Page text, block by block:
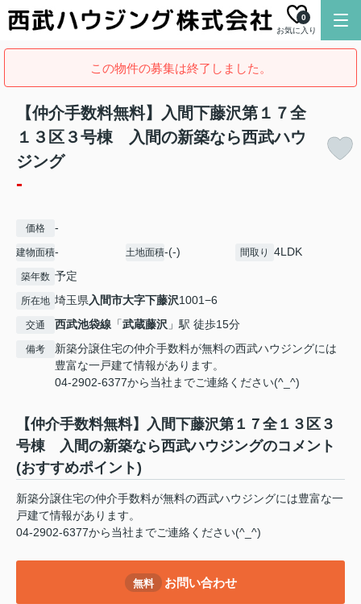
お気に入り
0
この物件の募集は終了しました。
【仲介手数料無料】入間下藤沢第１７全
１３区３号棟 入間の新築なら西武ハウ
ジング
-
価格 -
建物面積- 土地面積-(-) 間取り 4LDK
築年数 予定
所在地 埼玉県 入間市大字下藤沢1001−6
交通 西武池袋線 「武蔵藤沢 」駅 徒歩15分
備考
新築分譲住宅の仲介手数料が無料の西武ハウジングには
豊富な一戸建て情報があります。
04-2902-6377から当社までご連絡ください(^_^)
【仲介手数料無料】入間下藤沢第１７全１３区３
号棟 入間の新築なら西武ハウジングのコメント
(おすすめポイント)
新築分譲住宅の仲介手数料が無料の西武ハウジングには豊富な一
戸建て情報があります。
04-2902-6377から当社までご連絡ください(^_^)
無料 お問い合わせ